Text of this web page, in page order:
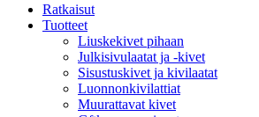
Ratkaisut
Tuotteet
Liuskekivet pihaan
Julkisivulaatat ja -kivet
Sisustuskivet ja kivilaatat
Luonnonkivilattiat
Muurattavat kivet